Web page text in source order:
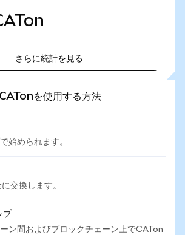
さらに統計を見る
を使用する方法
始められます。
交換します。
プ
ン間およびブロックチェーン上でCATon